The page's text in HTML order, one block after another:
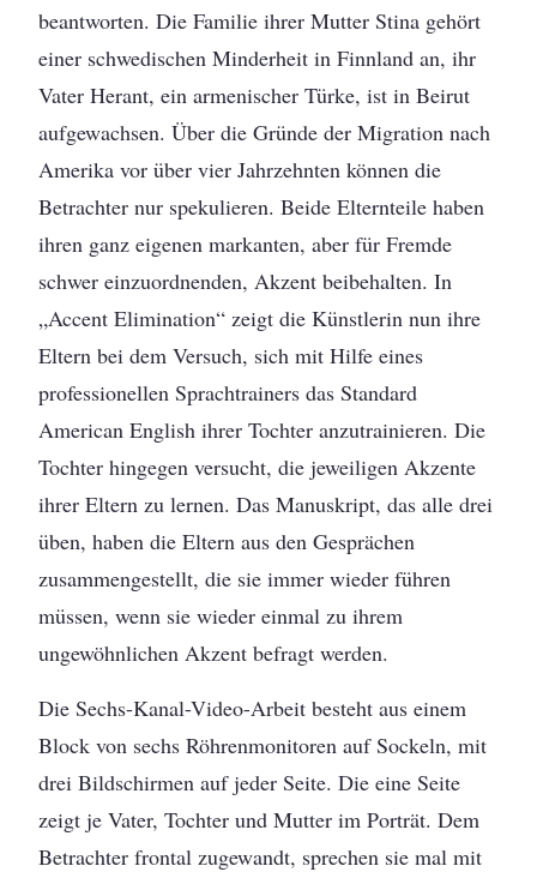
beantworten. Die Familie ihrer Mutter Stina gehört
einer schwedischen Minderheit in Finnland an, ihr
Vater Herant, ein armenischer Türke, ist in Beirut
aufgewachsen. Über die Gründe der Migration nach
Amerika vor über vier Jahrzehnten können die
Betrachter nur spekulieren. Beide Elternteile haben
ihren ganz eigenen markanten, aber für Fremde
schwer einzuordnenden, Akzent beibehalten. In
„Accent Elimination“ zeigt die Künstlerin nun ihre
Eltern bei dem Versuch, sich mit Hilfe eines
professionellen Sprachtrainers das Standard
American English ihrer Tochter anzutrainieren. Die
Tochter hingegen versucht, die jeweiligen Akzente
ihrer Eltern zu lernen. Das Manuskript, das alle drei
üben, haben die Eltern aus den Gesprächen
zusammengestellt, die sie immer wieder führen
müssen, wenn sie wieder einmal zu ihrem
ungewöhnlichen Akzent befragt werden.
Die Sechs-Kanal-Video-Arbeit besteht aus einem
Block von sechs Röhrenmonitoren auf Sockeln, mit
drei Bildschirmen auf jeder Seite. Die eine Seite
zeigt je Vater, Tochter und Mutter im Porträt. Dem
Betrachter frontal zugewandt, sprechen sie mal mit